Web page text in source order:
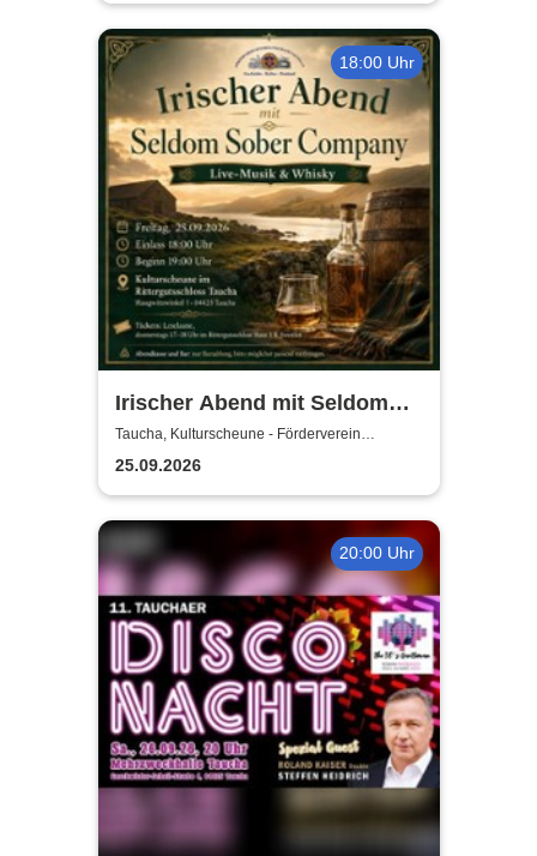
18:00 Uhr
Irischer Abend mit Seldom
Sober Company | Live-Musik
& Whisky in der
Kulturscheune Taucha
Taucha, Kulturscheune - Förderverein
Rittergutschloss Taucha e.V.
25.09.2026
20:00 Uhr